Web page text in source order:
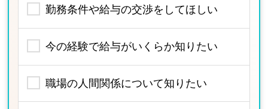
勤務条件や給与の交渉をしてほしい
今の経験で給与がいくらか知りたい
職場の人間関係について知りたい